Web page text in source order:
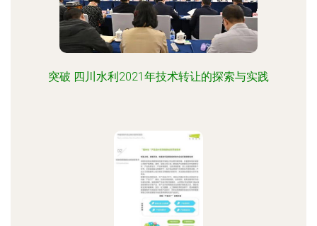
突破 四川水利2021年技术转让的探索与实践